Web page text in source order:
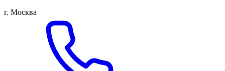
г. Москва